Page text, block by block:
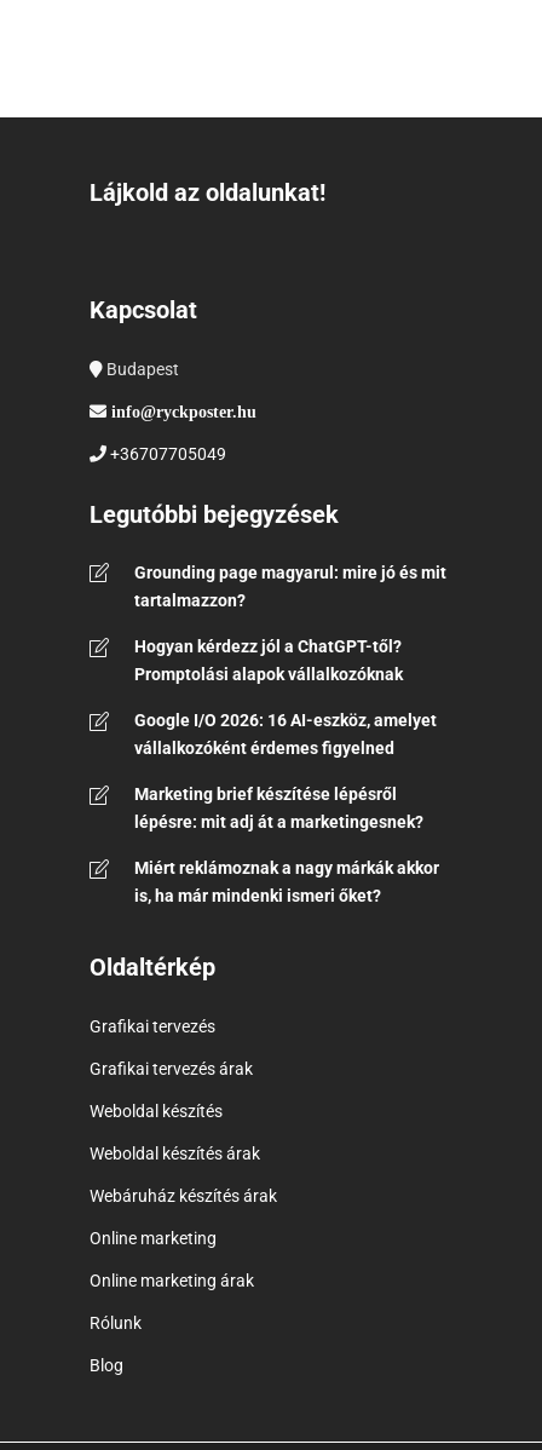
Lájkold az oldalunkat!
Kapcsolat
Budapest
info@ryckposter.hu
+36707705049
Legutóbbi bejegyzések
Grounding page magyarul: mire jó és mit
tartalmazzon?
Hogyan kérdezz jól a ChatGPT-től?
Promptolási alapok vállalkozóknak
Google I/O 2026: 16 AI-eszköz, amelyet
vállalkozóként érdemes figyelned
Marketing brief készítése lépésről
lépésre: mit adj át a marketingesnek?
Miért reklámoznak a nagy márkák akkor
is, ha már mindenki ismeri őket?
Oldaltérkép
Grafikai tervezés
Grafikai tervezés árak
Weboldal készítés
Weboldal készítés árak
Webáruház készítés árak
Online marketing
Online marketing árak
Rólunk
Blog